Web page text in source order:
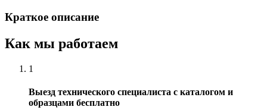
Краткое описание
Как мы работаем
1
Выезд технического специалиста с каталогом и
образцами бесплатно